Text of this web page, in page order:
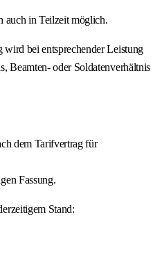
auch in Teilzeit möglich.
bei entsprechender Leistung
Beamten- oder Soldatenverhältnis
dem Tarifvertrag für
Fassung.
Stand: